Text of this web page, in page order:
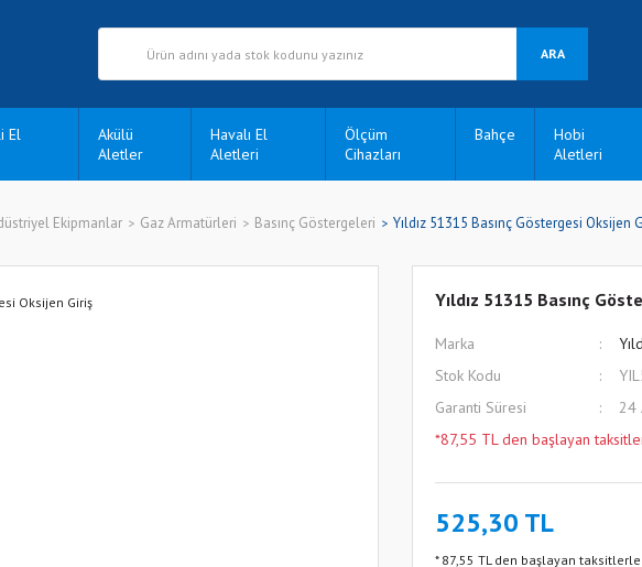
ARA
El
Akülü
Aletler
Havalı El
Aletleri
Ölçüm
Cihazları
Bahçe
Hobi
Aletleri
Ekipmanlar Gaz Armatürleri Basınç Göstergeleri Yıldız 51315 Basınç Göstergesi Oksijen
Yıldız 51315 Basınç
Marka
Stok Kodu
Garanti Süresi
24
*87,55 TL den başlayan
525,30 TL
* 87,55 TL den başlayan